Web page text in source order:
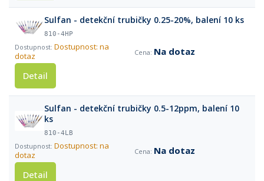
Sulfan - detekční trubičky 0.25-20%, balení 10 ks
810-4HP
Dostupnost: na
dotaz
Na dotaz
Detail
Sulfan - detekční trubičky 0.5-12ppm, balení 10
ks
810-4LB
Dostupnost: na
dotaz
Na dotaz
Detail